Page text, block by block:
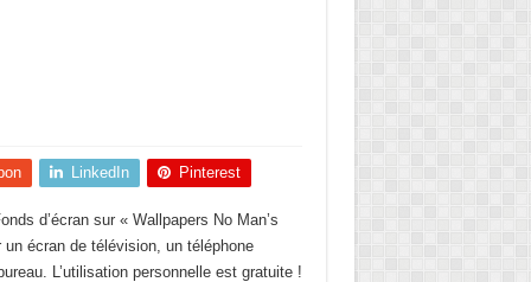
LinkedIn Pinterest
d’écran sur « Wallpapers No Man’s
écran de télévision, un téléphone
L’utilisation personnelle est gratuite !